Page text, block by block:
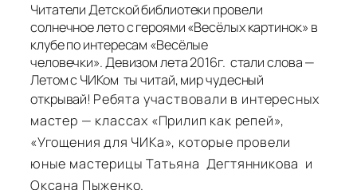
Читатели Детской библиотеки провели
солнечное лето с героями «Весёлых картинок» в
клубе по интересам «Весёлые
человечки». Девизом лета 2016г. стали слова —
Летом с ЧИКом ты читай, мир чудесный
открывай! Ребята участвовали в интересных
мастер — классах «Прилип как репей»,
«Угощения для ЧИКа», которые провели
юные мастерицы Татьяна Дегтянникова и
Оксана Пыженко.